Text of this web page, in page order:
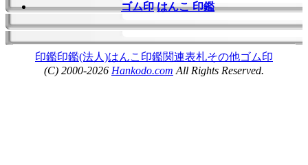
ゴム印 はんこ 印鑑
印鑑印鑑(法人)はんこ 印鑑関連表札その他ゴム印
(C) 2000-2026 Hankodo.com All Rights Reserved.